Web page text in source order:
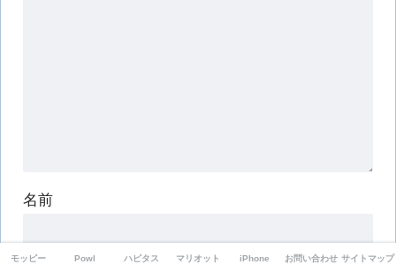
名前
モッピー Powl ハピタス マリオット iPhone お問い合わせ サイトマップ